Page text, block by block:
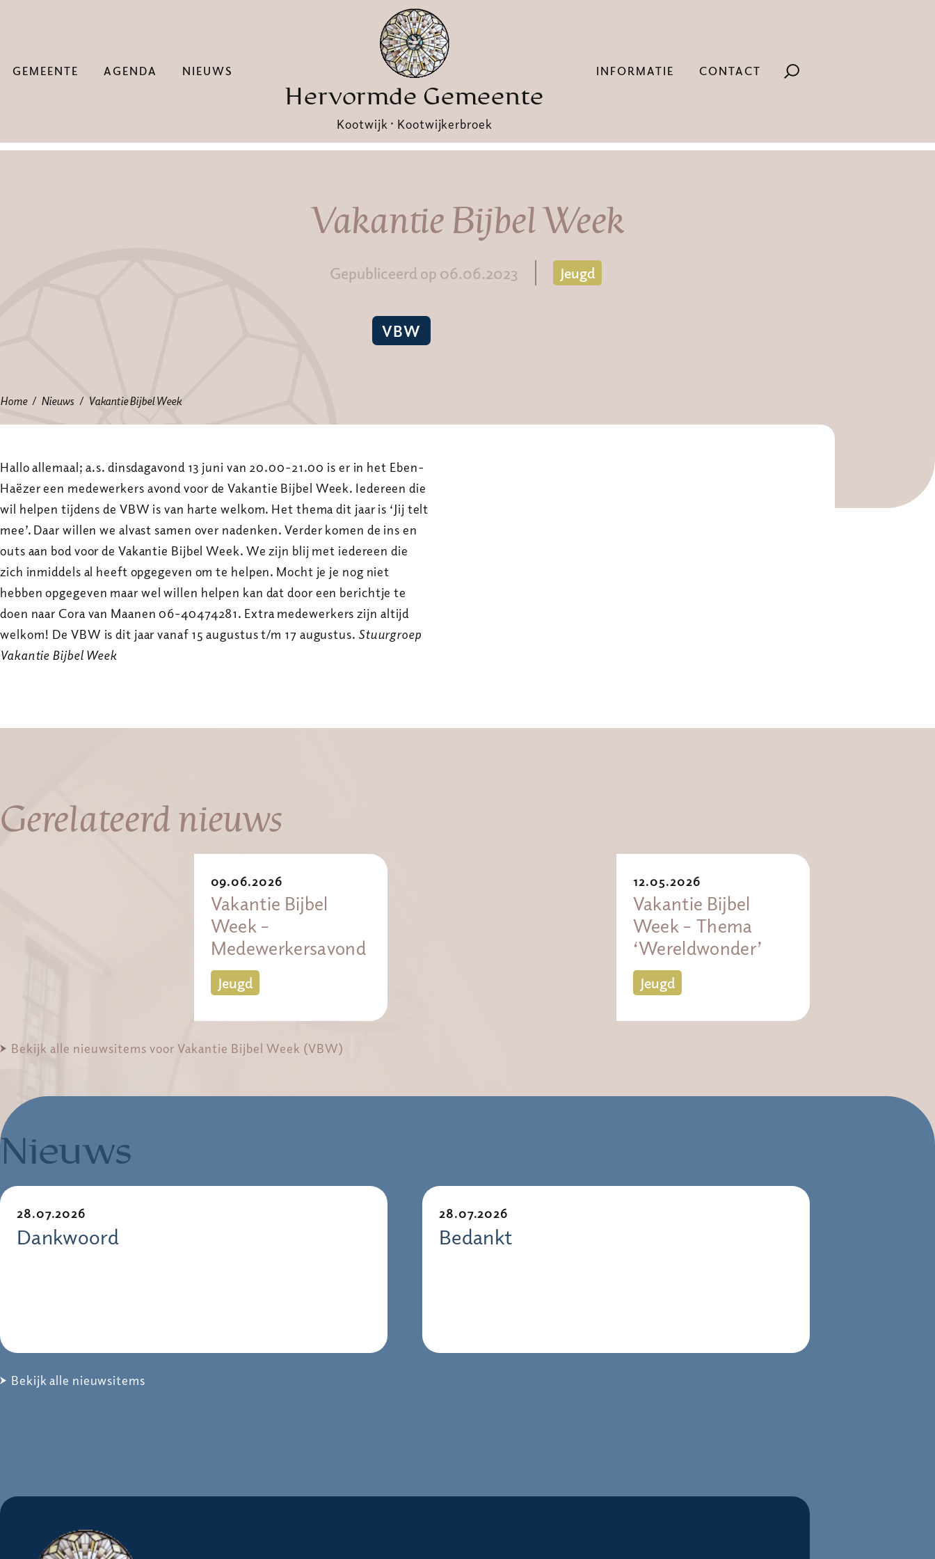
GEMEENTE AGENDA NIEUWS
Hervormde Gemeente
Kootwijk · Kootwijkerbroek
INFORMATIE CONTACT
Vakantie Bijbel Week
Gepubliceerd op 06.06.2023 Jeugd
VBW
Home Nieuws Vakantie Bijbel Week
Hallo allemaal; a.s. dinsdagavond 13 juni van 20.00-21.00 is er in het Eben-
Haëzer een medewerkers avond voor de Vakantie Bijbel Week. Iedereen die
wil helpen tijdens de VBW is van harte welkom. Het thema dit jaar is ‘Jij telt
mee’. Daar willen we alvast samen over nadenken. Verder komen de ins en
outs aan bod voor de Vakantie Bijbel Week. We zijn blij met iedereen die
zich inmiddels al heeft opgegeven om te helpen. Mocht je je nog niet
hebben opgegeven maar wel willen helpen kan dat door een berichtje te
doen naar Cora van Maanen 06-40474281. Extra medewerkers zijn altijd
welkom! De VBW is dit jaar vanaf 15 augustus t/m 17 augustus. Stuurgroep
Vakantie Bijbel Week
Gerelateerd nieuws
09.06.2026
Vakantie Bijbel
Week –
Medewerkersavond
Jeugd
12.05.2026
Vakantie Bijbel
Week – Thema
‘Wereldwonder’
Jeugd
Bekijk alle nieuwsitems voor Vakantie Bijbel Week (VBW)
Nieuws
28.07.2026
Dankwoord
28.07.2026
Bedankt
Bekijk alle nieuwsitems